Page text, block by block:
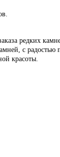
редких
с
красоты.